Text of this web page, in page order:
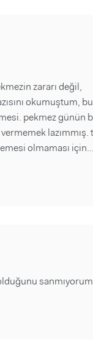
zararı değil,
okumuştum,
pekmez günün
lazımmış.
olmaması için...
sanmıyorum